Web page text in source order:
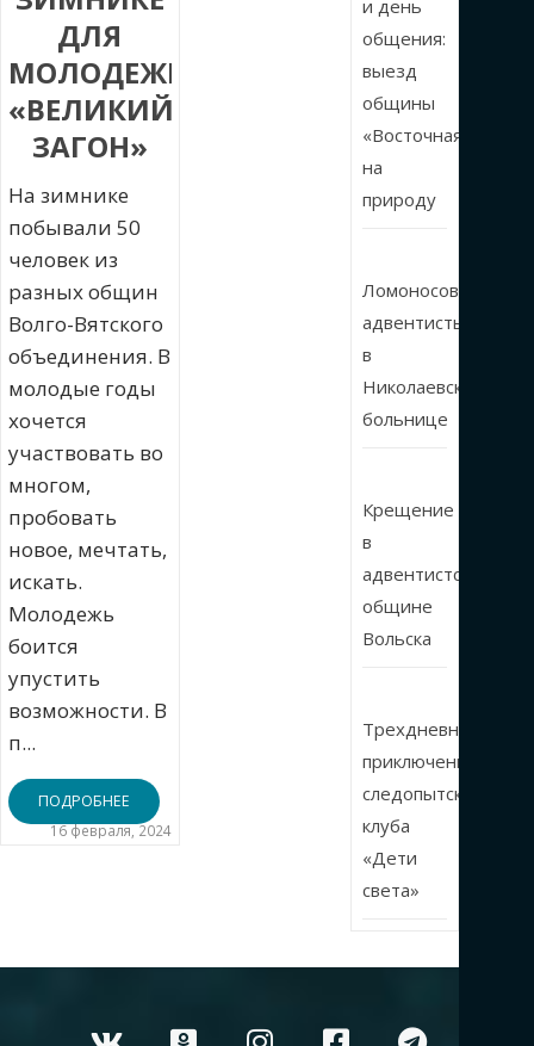
ДЛЯ
МОЛОДЕЖИ
«ВЕЛИКИЙ
ЗАГОН»
На зимнике
побывали 50
человек из
разных общин
Волго-Вятского
объединения. В
молодые годы
хочется
участвовать во
многом,
пробовать
новое, мечтать,
искать.
Молодежь
боится
упустить
возможности. В
п...
ПОДРОБНЕЕ
16 февраля, 2024
и день
общения:
выезд
общины
«Восточная»
на
природу
Ломоносовские
адвентисты
в
Николаевской
больнице
Крещение
в
адвентистской
общине
Вольска
Трехдневные
приключения
следопытского
клуба
«Дети
света»